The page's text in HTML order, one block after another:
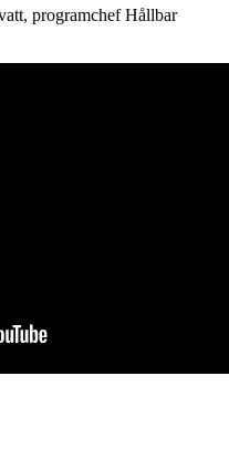
programchef Hållbar